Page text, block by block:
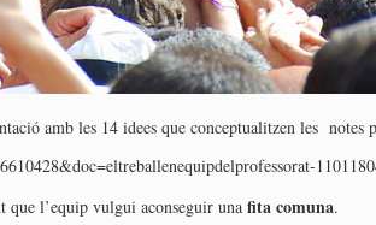
amb les 14 idees que conceptualitzen les notes
que l’equip vulgui aconseguir una fita comuna.